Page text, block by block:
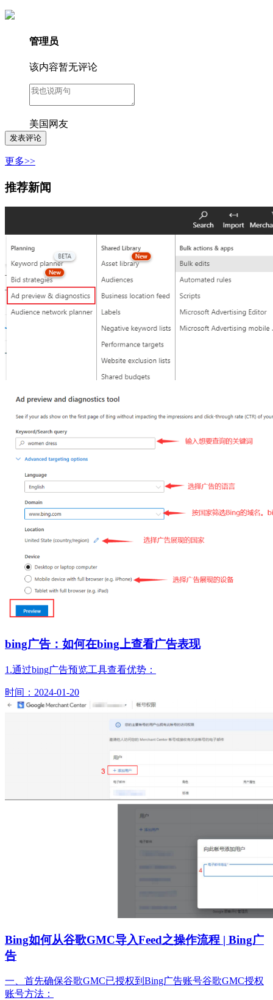
管理员
该内容暂无评论
美国网友
更多>>
推荐新闻
bing广告：如何在bing上查看广告表现
1.通过bing广告预览工具查看优势：
时间：2024-01-20
Bing如何从谷歌GMC导入Feed之操作流程 | Bing广
告
一、首先确保谷歌GMC已授权到Bing广告账号谷歌GMC授权
账号方法：